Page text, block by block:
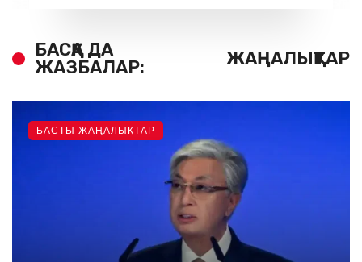
БАСҚА ДА
ЖАЗБАЛАР:
ЖАҢАЛЫҚТАР
БАСТЫ ЖАҢАЛЫҚТАР